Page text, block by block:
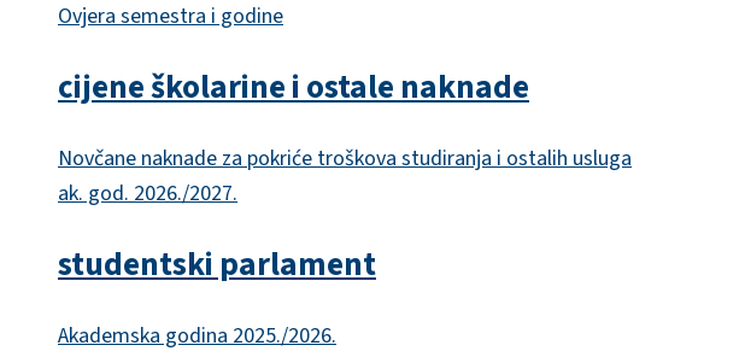
Ovjera semestra i godine
cijene školarine i ostale naknade
Novčane naknade za pokriće troškova studiranja i ostalih usluga
ak. god. 2026./2027.
studentski parlament
Akademska godina 2025./2026.